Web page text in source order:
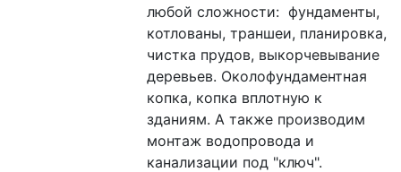
любой сложности:  фундаменты,
котлованы, траншеи, планировка,
чистка прудов, выкорчевывание
деревьев. Околофундаментная
копка, копка вплотную к
зданиям. А также производим
монтаж водопровода и
канализации под "ключ".